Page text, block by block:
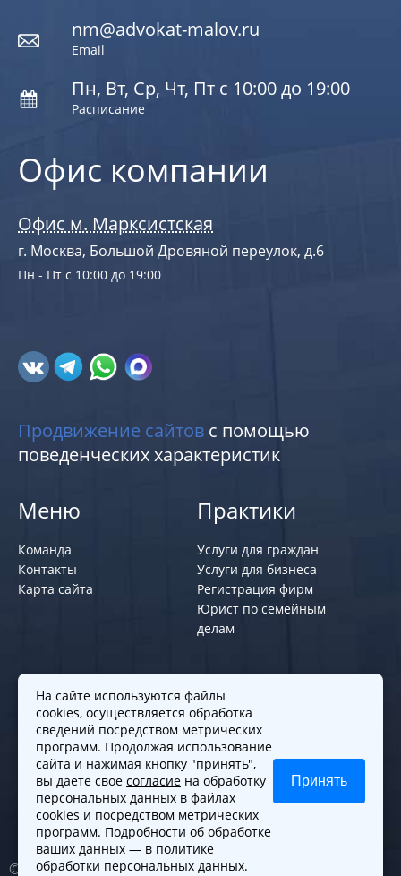
Офис компании
Офис м. Марксистская
г. Москва, Большой Дровяной переулок, д.6
Пн - Пт с 10:00 до 19:00
nm@advokat-malov.ru
Email
Пн, Вт, Ср, Чт, Пт с 10:00 до 19:00
Расписание
Продвижение сайтов с помощью
поведенческих характеристик
Меню
Команда
Контакты
Карта сайта
Практики
Услуги для граждан
Услуги для бизнеса
Регистрация фирм
Юрист по семейным
делам
Политики и правила
Политика обработки персональных
данных
Согласие на обработку cookies
Согласие на обработку персональных
данных
© 2010-2026. Все права защищены
На сайте используются файлы
cookies, осуществляется обработка
сведений посредством метрических
программ. Продолжая использование
сайта и нажимая кнопку "принять",
вы даете свое согласие на обработку
персональных данных в файлах
cookies и посредством метрических
программ. Подробности об обработке
ваших данных — в политике
обработки персональных данных.
Принять